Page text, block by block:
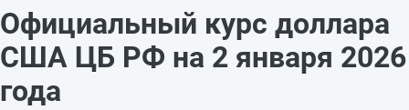
30.12.2025
77,4467
-0,2457
29.12.2025
77,6924
—
27.12.2025
Официальный курс доллара
США ЦБ РФ на 2 января 2026
года